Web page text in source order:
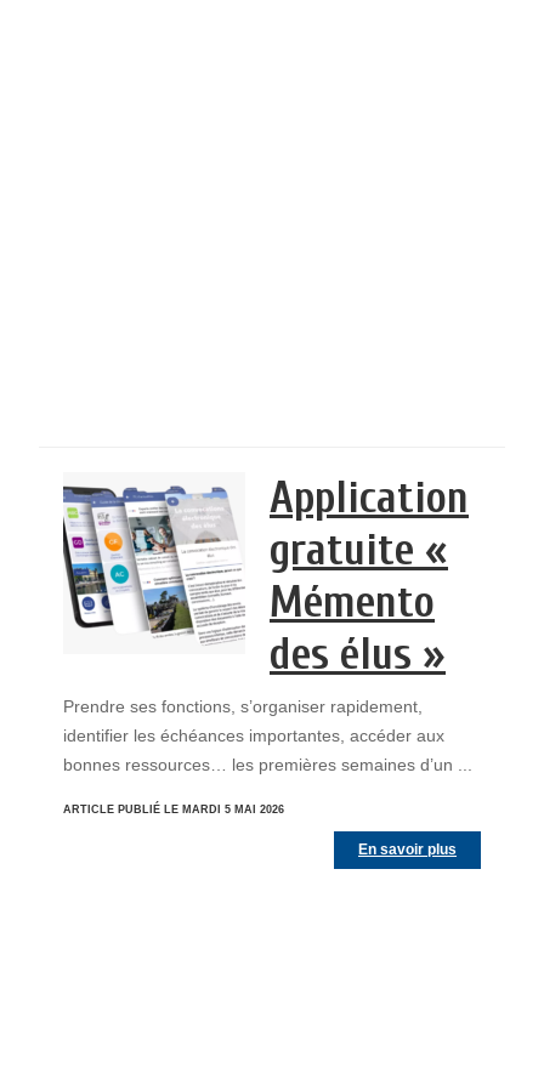
Application
gratuite «
Mémento
des élus »
Prendre ses fonctions, s’organiser rapidement,
identifier les échéances importantes, accéder aux
bonnes ressources… les premières semaines d’un ...
ARTICLE PUBLIÉ LE MARDI 5 MAI 2026
En savoir plus